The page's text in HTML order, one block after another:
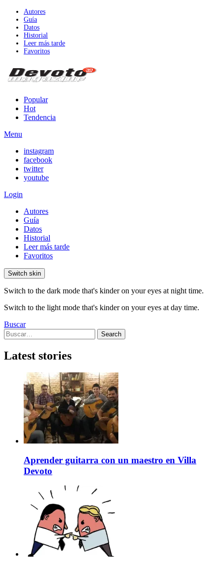
Autores
Guía
Datos
Historial
Leer más tarde
Favoritos
Popular
Hot
Tendencia
Menu
instagram
facebook
twitter
youtube
Login
Autores
Guía
Datos
Historial
Leer más tarde
Favoritos
Switch skin
Switch to the dark mode that's kinder on your eyes at night time.
Switch to the light mode that's kinder on your eyes at day time.
Buscar
Search
for:
Search
Latest stories
Aprender guitarra con un maestro en Villa
Devoto